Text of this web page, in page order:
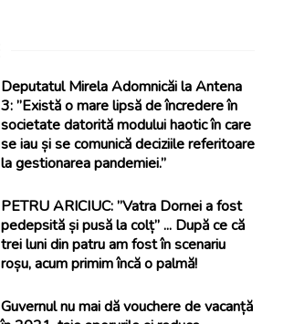
Deputatul Mirela Adomnicăi la Antena
3: ”Există o mare lipsă de încredere în
societate datorită modului haotic în care
se iau și se comunică deciziile referitoare
la gestionarea pandemiei.”
PETRU ARICIUC: ”Vatra Dornei a fost
pedepsită și pusă la colț” ... După ce că
trei luni din patru am fost în scenariu
roșu, acum primim încă o palmă!
Guvernul nu mai dă vouchere de vacanță